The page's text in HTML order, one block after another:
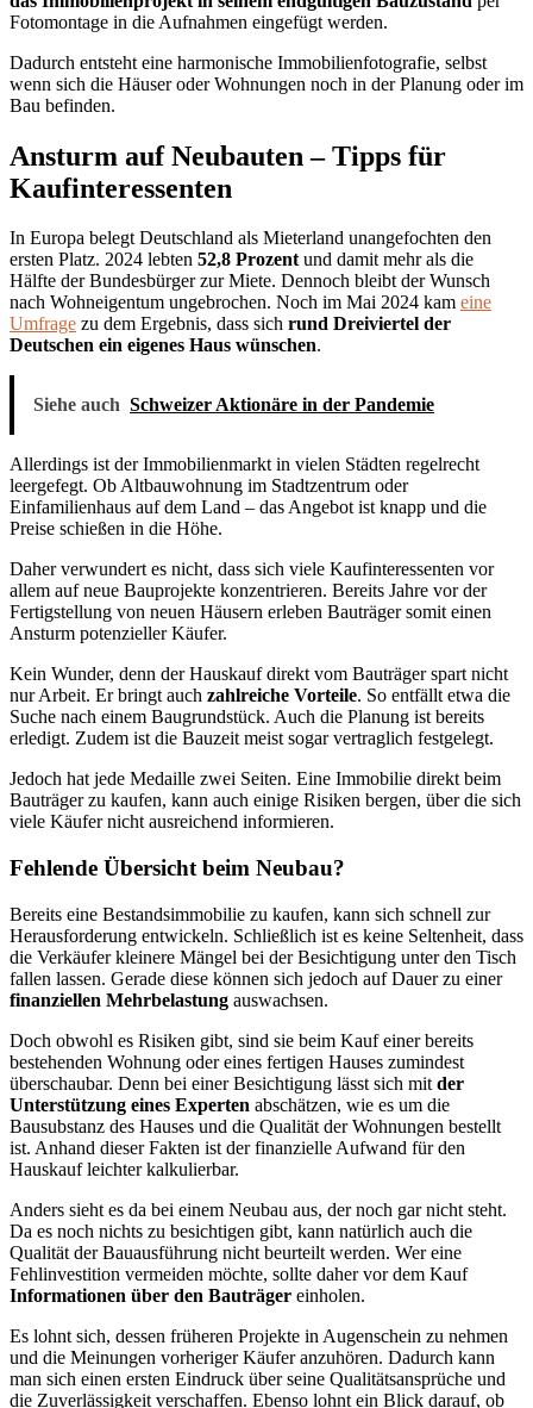
Fotomontage in die Aufnahmen eingefügt werden.
Dadurch entsteht eine harmonische Immobilienfotografie, selbst
wenn sich die Häuser oder Wohnungen noch in der Planung oder im
Bau befinden.
Ansturm auf Neubauten – Tipps für
Kaufinteressenten
In Europa belegt Deutschland als Mieterland unangefochten den
ersten Platz. 2024 lebten 52,8 Prozentund damit mehr als die
Hälfte der Bundesbürger zur Miete. Dennoch bleibt der Wunsch
nach Wohneigentum ungebrochen. Noch im Mai 2024 kam eine
Umfrage zu dem Ergebnis, dass sich rund Dreiviertel der
Deutschen ein eigenes Haus wünschen.
Siehe auch Schweizer Aktionäre in der Pandemie
Allerdings ist der Immobilienmarkt in vielen Städten regelrecht
leergefegt. Ob Altbauwohnung im Stadtzentrum oder
Einfamilienhaus auf dem Land – das Angebot ist knapp und die
Preise schießen in die Höhe.
Daher verwundert es nicht, dass sich viele Kaufinteressenten vor
allem auf neue Bauprojekte konzentrieren. Bereits Jahre vor der
Fertigstellung von neuen Häusern erleben Bauträger somit einen
Ansturm potenzieller Käufer.
Kein Wunder, denn der Hauskauf direkt vom Bauträger spart nicht
nur Arbeit. Er bringt auch zahlreiche Vorteile. So entfällt etwa die
Suche nach einem Baugrundstück. Auch die Planung ist bereits
erledigt. Zudem ist die Bauzeit meist sogar vertraglich festgelegt.
Jedoch hat jede Medaille zwei Seiten. Eine Immobilie direkt beim
Bauträger zu kaufen, kann auch einige Risiken bergen, über die sich
viele Käufer nicht ausreichend informieren.
Fehlende Übersicht beim Neubau?
Bereits eine Bestandsimmobilie zu kaufen, kann sich schnell zur
Herausforderung entwickeln. Schließlich ist es keine Seltenheit, dass
die Verkäufer kleinere Mängel bei der Besichtigung unter den Tisch
fallen lassen. Gerade diese können sich jedoch auf Dauer zu einer
finanziellen Mehrbelastung auswachsen.
Doch obwohl es Risiken gibt, sind sie beim Kauf einer bereits
bestehenden Wohnung oder eines fertigen Hauses zumindest
überschaubar. Denn bei einer Besichtigung lässt sich mit der
Unterstützung eines Experten abschätzen, wie es um die
Bausubstanz des Hauses und die Qualität der Wohnungen bestellt
ist. Anhand dieser Fakten ist der finanzielle Aufwand für den
Hauskauf leichter kalkulierbar.
Anders sieht es da bei einem Neubau aus, der noch gar nicht steht.
Da es noch nichts zu besichtigen gibt, kann natürlich auch die
Qualität der Bauausführung nicht beurteilt werden. Wer eine
Fehlinvestition vermeiden möchte, sollte daher vor dem Kauf
Informationen über den Bauträger einholen.
Es lohnt sich, dessen früheren Projekte in Augenschein zu nehmen
und die Meinungen vorheriger Käufer anzuhören. Dadurch kann
man sich einen ersten Eindruck über seine Qualitätsansprüche und
die Zuverlässigkeit verschaffen. Ebenso lohnt ein Blick darauf, ob